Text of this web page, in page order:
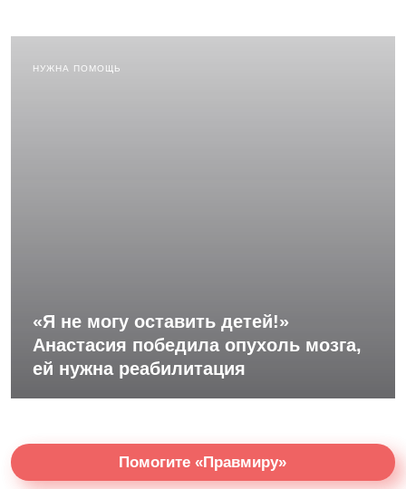
НУЖНА ПОМОЩЬ
«Я не могу оставить детей!»
Анастасия победила опухоль мозга,
ей нужна реабилитация
Помогите «Правмиру»